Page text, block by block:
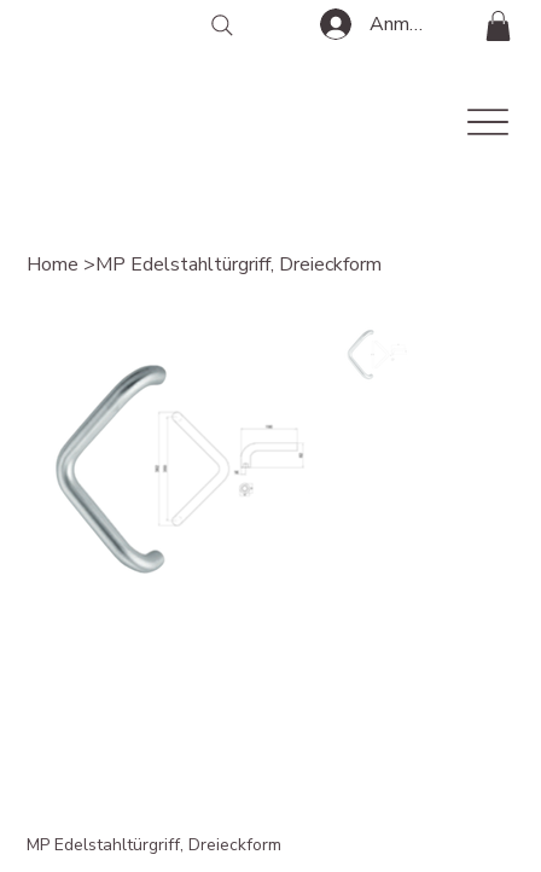
Anmelden
Home >MP Edelstahltürgriff, Dreieckform
MP Edelstahltürgriff, Dreieckform